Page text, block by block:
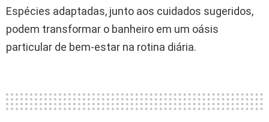
Espécies adaptadas, junto aos cuidados sugeridos,
podem transformar o banheiro em um oásis
particular de bem-estar na rotina diária.